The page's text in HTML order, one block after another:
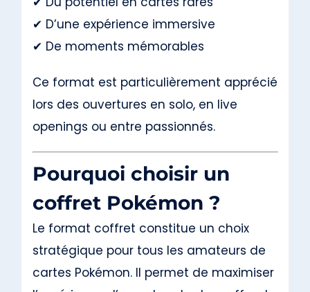
✔ D’une expérience immersive
✔ De moments mémorables
Ce format est particulièrement apprécié
lors des ouvertures en solo, en live
openings ou entre passionnés.
Pourquoi choisir un
coffret Pokémon ?
Le format coffret constitue un choix
stratégique pour tous les amateurs de
cartes Pokémon. Il permet de maximiser